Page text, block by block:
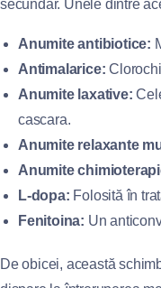
secundar. Unele dintre
Anumite antibiotice:
Antimalarice:
Anumite laxative:
cascara.
Anumite relaxante
Anumite
L-dopa: Folosită în
Fenitoina: Un
De obicei, această